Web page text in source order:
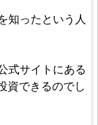
知ったという人
式サイトにある
資できるのでし